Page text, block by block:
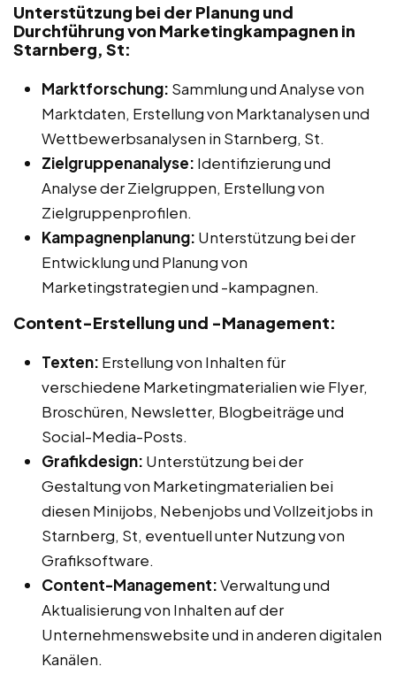
Unterstützung bei der Planung und
Durchführung von Marketingkampagnen in
Starnberg, St:
Marktforschung: Sammlung und Analyse von
Marktdaten, Erstellung von Marktanalysen und
Wettbewerbsanalysen in Starnberg, St.
Zielgruppenanalyse: Identifizierung und
Analyse der Zielgruppen, Erstellung von
Zielgruppenprofilen.
Kampagnenplanung: Unterstützung bei der
Entwicklung und Planung von
Marketingstrategien und -kampagnen.
Content-Erstellung und -Management:
Texten: Erstellung von Inhalten für
verschiedene Marketingmaterialien wie Flyer,
Broschüren, Newsletter, Blogbeiträge und
Social-Media-Posts.
Grafikdesign: Unterstützung bei der
Gestaltung von Marketingmaterialien bei
diesen Minijobs, Nebenjobs und Vollzeitjobs in
Starnberg, St, eventuell unter Nutzung von
Grafiksoftware.
Content-Management:Verwaltung und
Aktualisierung von Inhalten auf der
Unternehmenswebsite und in anderen digitalen
Kanälen.